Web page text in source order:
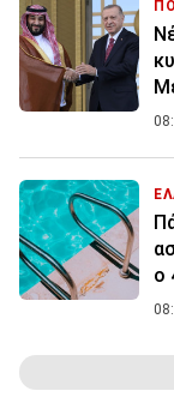
ο